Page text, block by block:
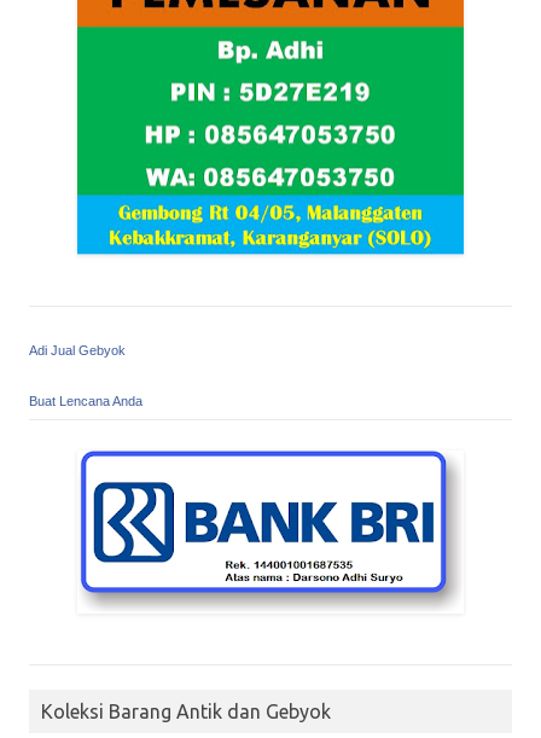
Adi Jual Gebyok
Buat Lencana Anda
Koleksi Barang Antik dan Gebyok